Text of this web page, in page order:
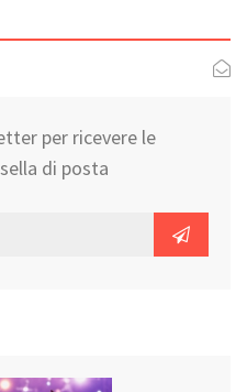
per ricevere le
di posta